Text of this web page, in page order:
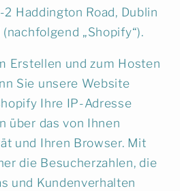
Haddington Road, Dublin
„Shopify“).
Erstellen und zum Hosten
Sie unsere Website
Ihre IP-Adresse
über das von Ihnen
und Ihren Browser. Mit
die Besucherzahlen, die
und Kundenverhalten